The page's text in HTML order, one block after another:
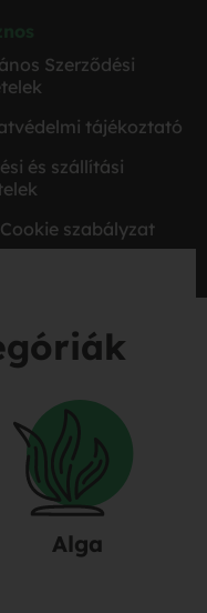
Szerződési
tájékoztató
és szállítási
Cookie szabályzat
Alga